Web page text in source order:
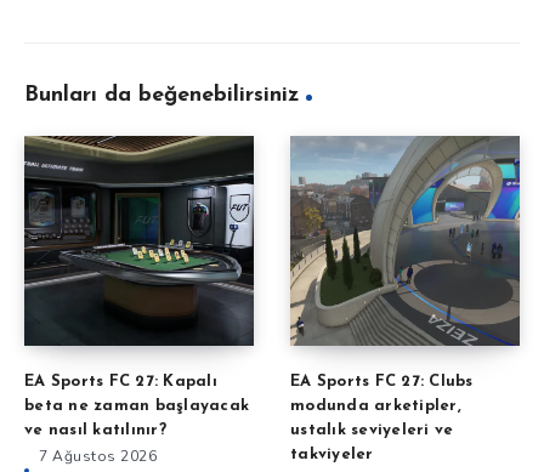
Bunları da beğenebilirsiniz
EA Sports FC 27: Kapalı
beta ne zaman başlayacak
ve nasıl katılınır?
7 Ağustos 2026
EA Sports FC 27: Clubs
modunda arketipler,
ustalık seviyeleri ve
takviyeler